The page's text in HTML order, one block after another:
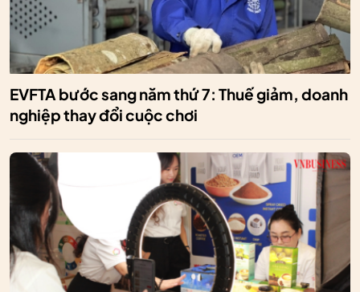
EVFTA bước sang năm thứ 7: Thuế giảm, doanh
nghiệp thay đổi cuộc chơi